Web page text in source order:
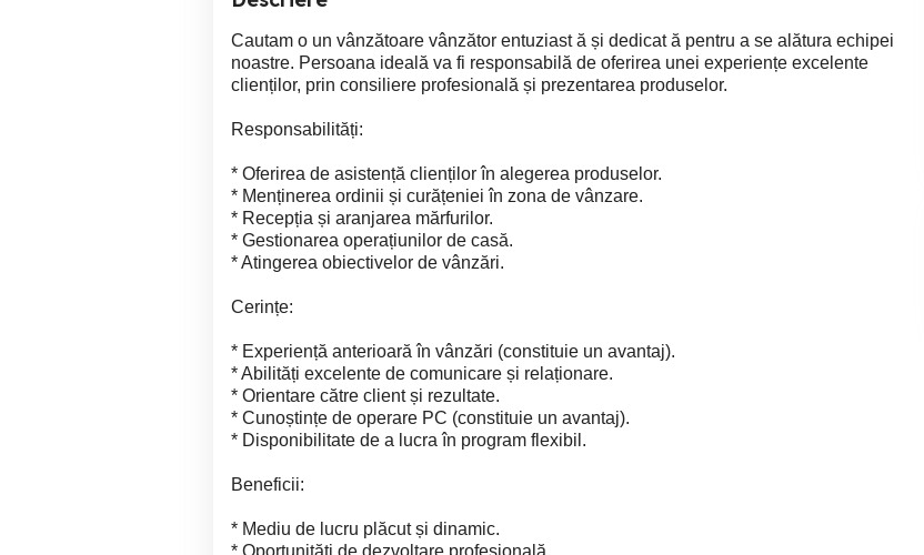
Cautam o un vânzătoare vânzător entuziast ă și dedicat ă pentru a se alătura echipei
noastre. Persoana ideală va fi responsabilă de oferirea unei experiențe excelente
clienților, prin consiliere profesională și prezentarea produselor.
Responsabilități:
* Oferirea de asistență clienților în alegerea produselor.
* Menținerea ordinii și curățeniei în zona de vânzare.
* Recepția și aranjarea mărfurilor.
* Gestionarea operațiunilor de casă.
* Atingerea obiectivelor de vânzări.
Cerințe:
* Experiență anterioară în vânzări (constituie un avantaj).
* Abilități excelente de comunicare și relaționare.
* Orientare către client și rezultate.
* Cunoștințe de operare PC (constituie un avantaj).
* Disponibilitate de a lucra în program flexibil.
Beneficii:
* Mediu de lucru plăcut și dinamic.
* Oportunități de dezvoltare profesională.